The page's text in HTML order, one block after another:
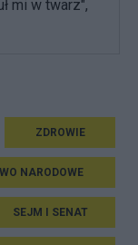
mi w twarz",
ZDROWIE
NARODOWE
SEJM I SENAT